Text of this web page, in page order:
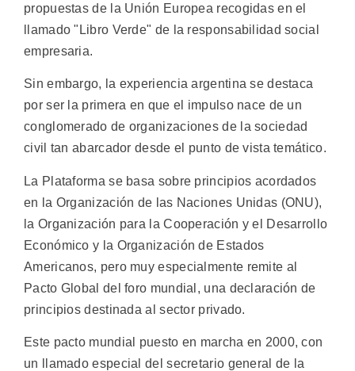
propuestas de la Unión Europea recogidas en el
llamado "Libro Verde" de la responsabilidad social
empresaria.
Sin embargo, la experiencia argentina se destaca
por ser la primera en que el impulso nace de un
conglomerado de organizaciones de la sociedad
civil tan abarcador desde el punto de vista temático.
La Plataforma se basa sobre principios acordados
en la Organización de las Naciones Unidas (ONU),
la Organización para la Cooperación y el Desarrollo
Económico y la Organización de Estados
Americanos, pero muy especialmente remite al
Pacto Global del foro mundial, una declaración de
principios destinada al sector privado.
Este pacto mundial puesto en marcha en 2000, con
un llamado especial del secretario general de la